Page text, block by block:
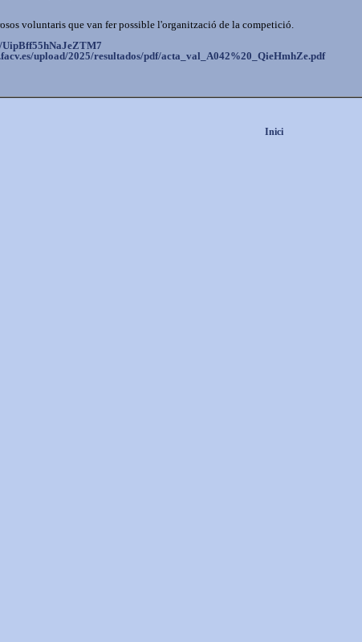
voluntaris que van fer possible l'organització de la competició.
upload/2025/resultados/pdf/acta_val_A042%20_QieHmhZe.pdf
Inici